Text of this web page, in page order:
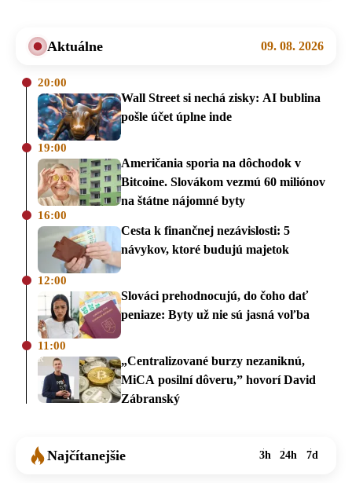
Aktuálne 09. 08. 2026
20:00
Wall Street si nechá zisky: AI bublina
pošle účet úplne inde
19:00
Američania sporia na dôchodok v
Bitcoine. Slovákom vezmú 60 miliónov
na štátne nájomné byty
16:00
Cesta k finančnej nezávislosti: 5
návykov, ktoré budujú majetok
12:00
Slováci prehodnocujú, do čoho dať
peniaze: Byty už nie sú jasná voľba
11:00
„Centralizované burzy nezaniknú,
MiCA posilní dôveru,” hovorí David
Zábranský
Najčítanejšie 3h 24h 7d